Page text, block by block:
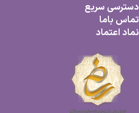
دسترسی سریع
تماس باما
نماد اعتماد